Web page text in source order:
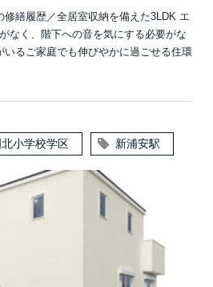
修繕履歴／全居室収納を備えた3LDK エ
なく、階下への音を気にする必要がな
いるご家庭でも伸びやかに過ごせる住環
小学校学区 新浦安駅